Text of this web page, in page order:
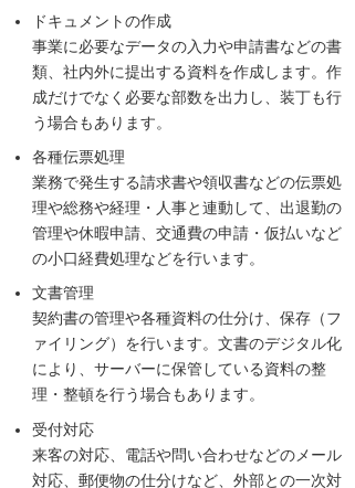
ドキュメントの作成
事業に必要なデータの入力や申請書などの書
類、社内外に提出する資料を作成します。作
成だけでなく必要な部数を出力し、装丁も行
う場合もあります。
各種伝票処理
業務で発生する請求書や領収書などの伝票処
理や総務や経理・人事と連動して、出退勤の
管理や休暇申請、交通費の申請・仮払いなど
の小口経費処理などを行います。
文書管理
契約書の管理や各種資料の仕分け、保存（フ
ァイリング）を行います。文書のデジタル化
により、サーバーに保管している資料の整
理・整頓を行う場合もあります。
受付対応
来客の対応、電話や問い合わせなどのメール
対応、郵便物の仕分けなど、外部との一次対